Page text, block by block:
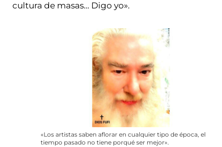
cultura de masas… Digo yo».
«Los artistas saben aflorar en cualquier tipo de época, el
tiempo pasado no tiene porqué ser mejor».